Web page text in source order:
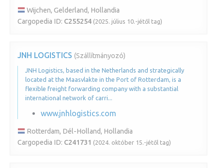
Wijchen, Gelderland, Hollandia
Cargopedia ID: C255254 (2025. július 10.-jétől tag)
JNH LOGISTICS (Szállítmányozó)
JNH Logistics, based in the Netherlands and strategically
located at the Maasvlakte in the Port of Rotterdam, is a
flexible freight forwarding company with a substantial
international network of carri...
www.jnhlogistics.com
Rotterdam, Dél-Holland, Hollandia
Cargopedia ID: C241731 (2024. október 15.-jétől tag)